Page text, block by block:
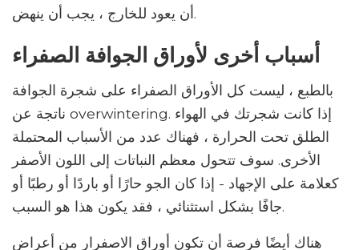
أن يعود للخارج ، يجب أن ينهض.
أسباب أخرى لأوراق الجوافة الصفراء
بالطبع ، ليست كل الأوراق الصفراء على شجرة الجوافة
ناتجة عن overwintering. إذا كانت شجرتك في الهواء
الطلق تحت الحرارة ، فهناك عدد من الأسباب المحتملة
الأخرى. سوف تتحول معظم النباتات إلى اللون الأصفر
كعلامة على الإجهاد - إذا كان الجو حارًا أو باردًا أو رطبًا أو
جافًا بشكل استثنائي ، فقد يكون هذا هو السبب.
هناك أيضًا فرصة أن تكون أوراق الاصفرار من أعراض